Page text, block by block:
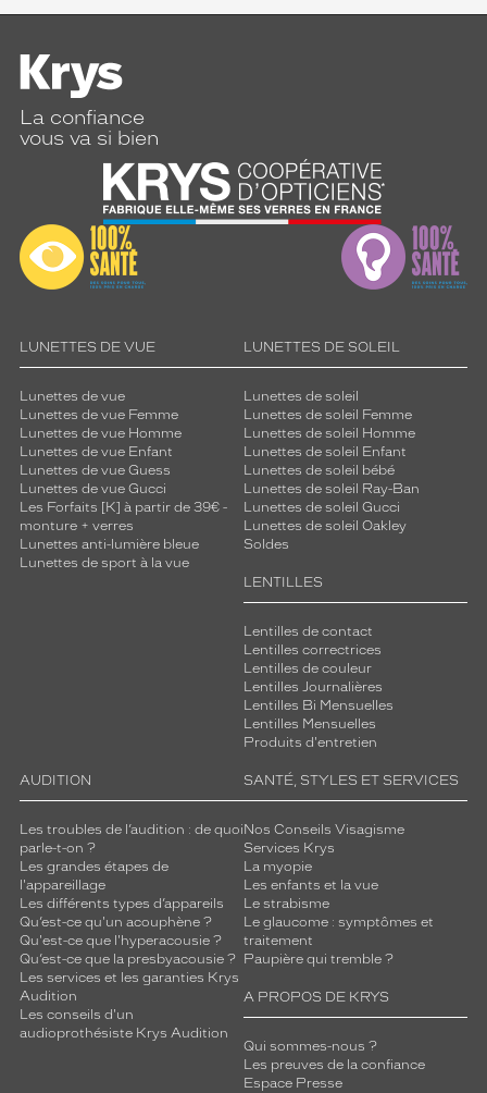
La confiance
vous va si bien
LUNETTES DE VUE
Lunettes de vue
Lunettes de vue Femme
Lunettes de vue Homme
Lunettes de vue Enfant
Lunettes de vue Guess
Lunettes de vue Gucci
Les Forfaits [K] à partir de 39€ -
monture + verres
Lunettes anti-lumière bleue
Lunettes de sport à la vue
LUNETTES DE SOLEIL
Lunettes de soleil
Lunettes de soleil Femme
Lunettes de soleil Homme
Lunettes de soleil Enfant
Lunettes de soleil bébé
Lunettes de soleil Ray-Ban
Lunettes de soleil Gucci
Lunettes de soleil Oakley
Soldes
LENTILLES
Lentilles de contact
Lentilles correctrices
Lentilles de couleur
Lentilles Journalières
Lentilles Bi Mensuelles
Lentilles Mensuelles
Produits d'entretien
AUDITION
Les troubles de l’audition : de quoi
parle-t-on ?
Les grandes étapes de
l'appareillage
Les différents types d’appareils
Qu’est-ce qu'un acouphène ?
Qu'est-ce que l'hyperacousie ?
Qu’est-ce que la presbyacousie ?
Les services et les garanties Krys
Audition
Les conseils d'un
audioprothésiste Krys Audition
SANTÉ, STYLES ET SERVICES
Nos Conseils Visagisme
Services Krys
La myopie
Les enfants et la vue
Le strabisme
Le glaucome : symptômes et
traitement
Paupière qui tremble ?
A PROPOS DE KRYS
Qui sommes-nous ?
Les preuves de la confiance
Espace Presse